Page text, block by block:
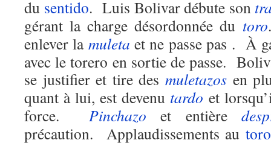
du sentido. Luis Bolivar débute son
gérant la charge désordonnée du toro
enlever la muleta et ne passe pas . À
avec le torero en sortie de passe.
se justifier et tire des muletazos en
quant à lui, est devenu tardo et
force.Pinchazo et entière
précaution. Applaudissements au toro